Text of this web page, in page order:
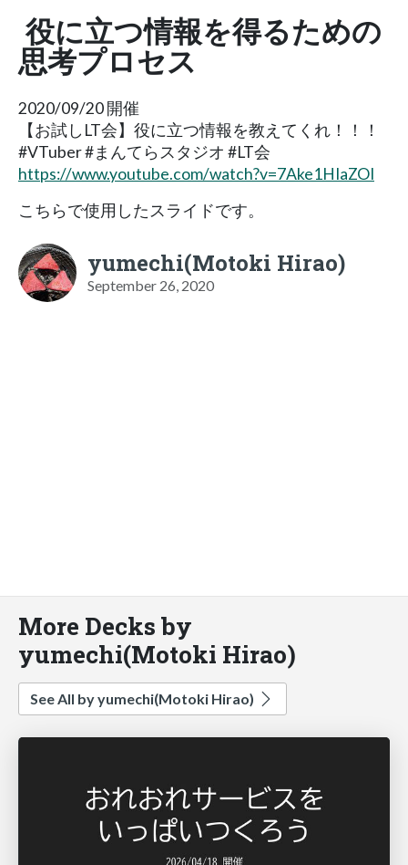
役に立つ情報を得るための
思考プロセス
2020/09/20 開催
【お試しLT会】役に立つ情報を教えてくれ！！！
#VTuber #まんてらスタジオ #LT会
https://www.youtube.com/watch?v=7Ake1HIaZOI
こちらで使用したスライドです。
yumechi(Motoki Hirao)
September 26, 2020
More Decks by
yumechi(Motoki Hirao)
See All by yumechi(Motoki Hirao)